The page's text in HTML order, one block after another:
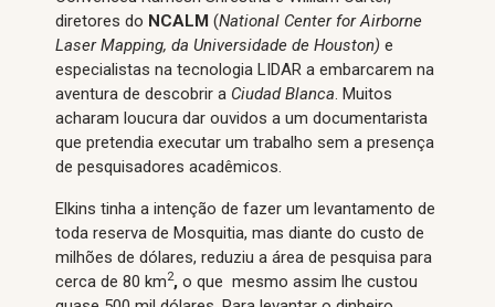
diretores do NCALM (National Center for Airborne
Laser Mapping, da Universidade de Houston) e
especialistas na tecnologia LIDAR a embarcarem na
aventura de descobrir a Ciudad Blanca. Muitos
acharam loucura dar ouvidos a um documentarista
que pretendia executar um trabalho sem a presença
de pesquisadores acadêmicos.
Elkins tinha a intenção de fazer um levantamento de
toda reserva de Mosquitia, mas diante do custo de
milhões de dólares, reduziu a área de pesquisa para
cerca de 80 km2, o que mesmo assim lhe custou